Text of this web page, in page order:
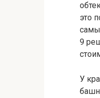
это
9
У